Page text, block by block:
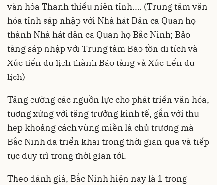
văn hóa Thanh thiếu niên tỉnh.... (Trung tâm văn
hóa tỉnh sáp nhập với Nhà hát Dân ca Quan họ
thành Nhà hát dân ca Quan họ Bắc Ninh; Bảo
tàng sáp nhập với Trung tâm Bảo tồn di tích và
Xúc tiến du lịch thành Bảo tàng và Xúc tiến du
lịch)
Tăng cường các nguồn lực cho phát triển văn hóa,
tương xứng với tăng trưởng kinh tế, gắn với thu
hẹp khoảng cách vùng miền là chủ trương mà
Bắc Ninh đã triển khai trong thời gian qua và tiếp
tục duy trì trong thời gian tới.
Theo đánh giá, Bắc Ninh hiện nay là 1 trong